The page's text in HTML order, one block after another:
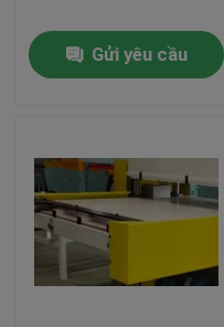
Liên hệ chúng tôi
Máy cắt thủy lực
Máy ép thủy lực báo chí
Gửi yêu cầu